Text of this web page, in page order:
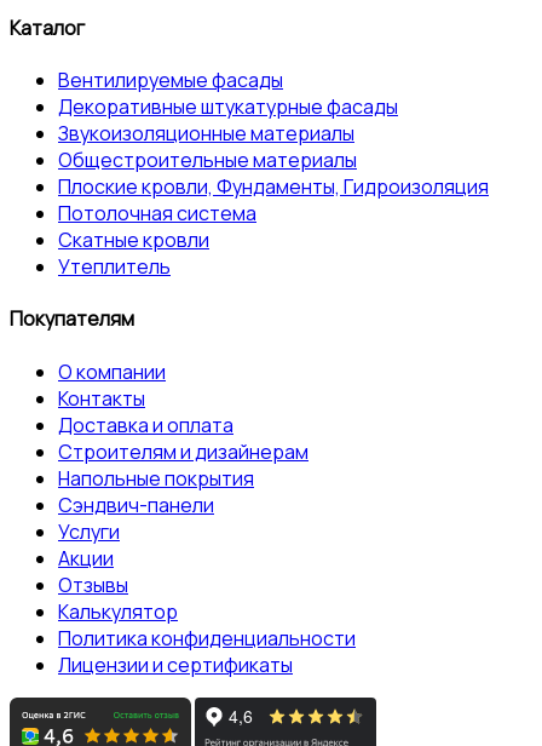
Каталог
Вентилируемые фасады
Декоративные штукатурные фасады
Звукоизоляционные материалы
Общестроительные материалы
Плоские кровли, Фундаменты, Гидроизоляция
Потолочная система
Скатные кровли
Утеплитель
Покупателям
О компании
Контакты
Доставка и оплата
Строителям и дизайнерам
Напольные покрытия
Сэндвич-панели
Услуги
Акции
Отзывы
Калькулятор
Политика конфиденциальности
Лицензии и сертификаты